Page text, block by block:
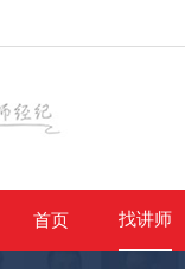
首页 找讲师